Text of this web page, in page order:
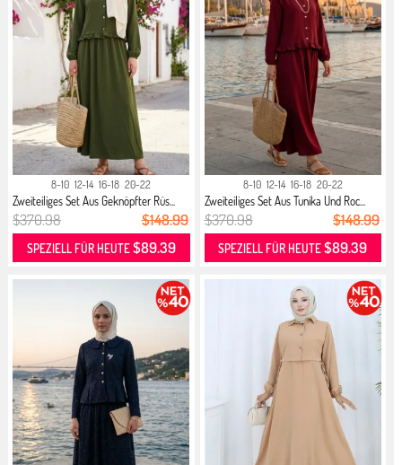
8-10 12-14 16-18 20-22
Zweiteiliges Set Aus Geknöpfter Rüs...
$370.98 $148.99
SPEZIELL FÜR HEUTE$89.39
8-10 12-14 16-18 20-22
Zweiteiliges Set Aus Tunika Und Roc...
$370.98 $148.99
SPEZIELL FÜR HEUTE$89.39